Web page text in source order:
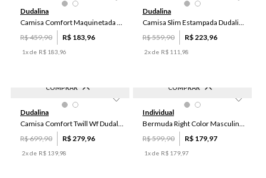
54
Dudalina
Camisa Comfort Maquinetada Dudalina Masculina
R$459,90 R$ 183,96
1x de R$ 183 96
5 3
Dudalina
Camisa Slim Estampada Dudalina Masculina
R$559,90 R$223,96
2x de R$ 111 98
COMPRAR
42
Dudalina
Camisa Comfort Twill Wf Dudalina Masculino
R$699,90 R$279,96
2x de R$ 139 98
COMPRAR
50
Individual
Bermuda Right Color Masculina Individual
R$599,90 R$ 179,97
1x de R$ 179 97